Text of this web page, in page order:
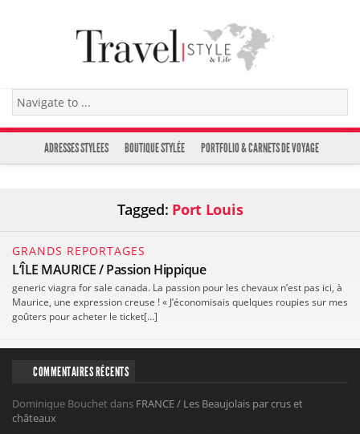
ADRESSES STYLEES BOUTIQUE STYLÉE PORTFOLIO & CARNETS DE VOYAGE
Tagged: Port Louis
GRANDS REPORTAGES
L’ÎLE MAURICE / Passion Hippique
generic viagra for sale canada. La passion pour les chevaux n’est pas ici, à
Maurice, une expression creuse ! « J’économisais quelques roupies sur mes
goûters pour acheter le ticket[…]
COMMENTAIRES RÉCENTS
Dominique Bouchet dans FRANCE / Les Beaujolais par crus et
châteaux